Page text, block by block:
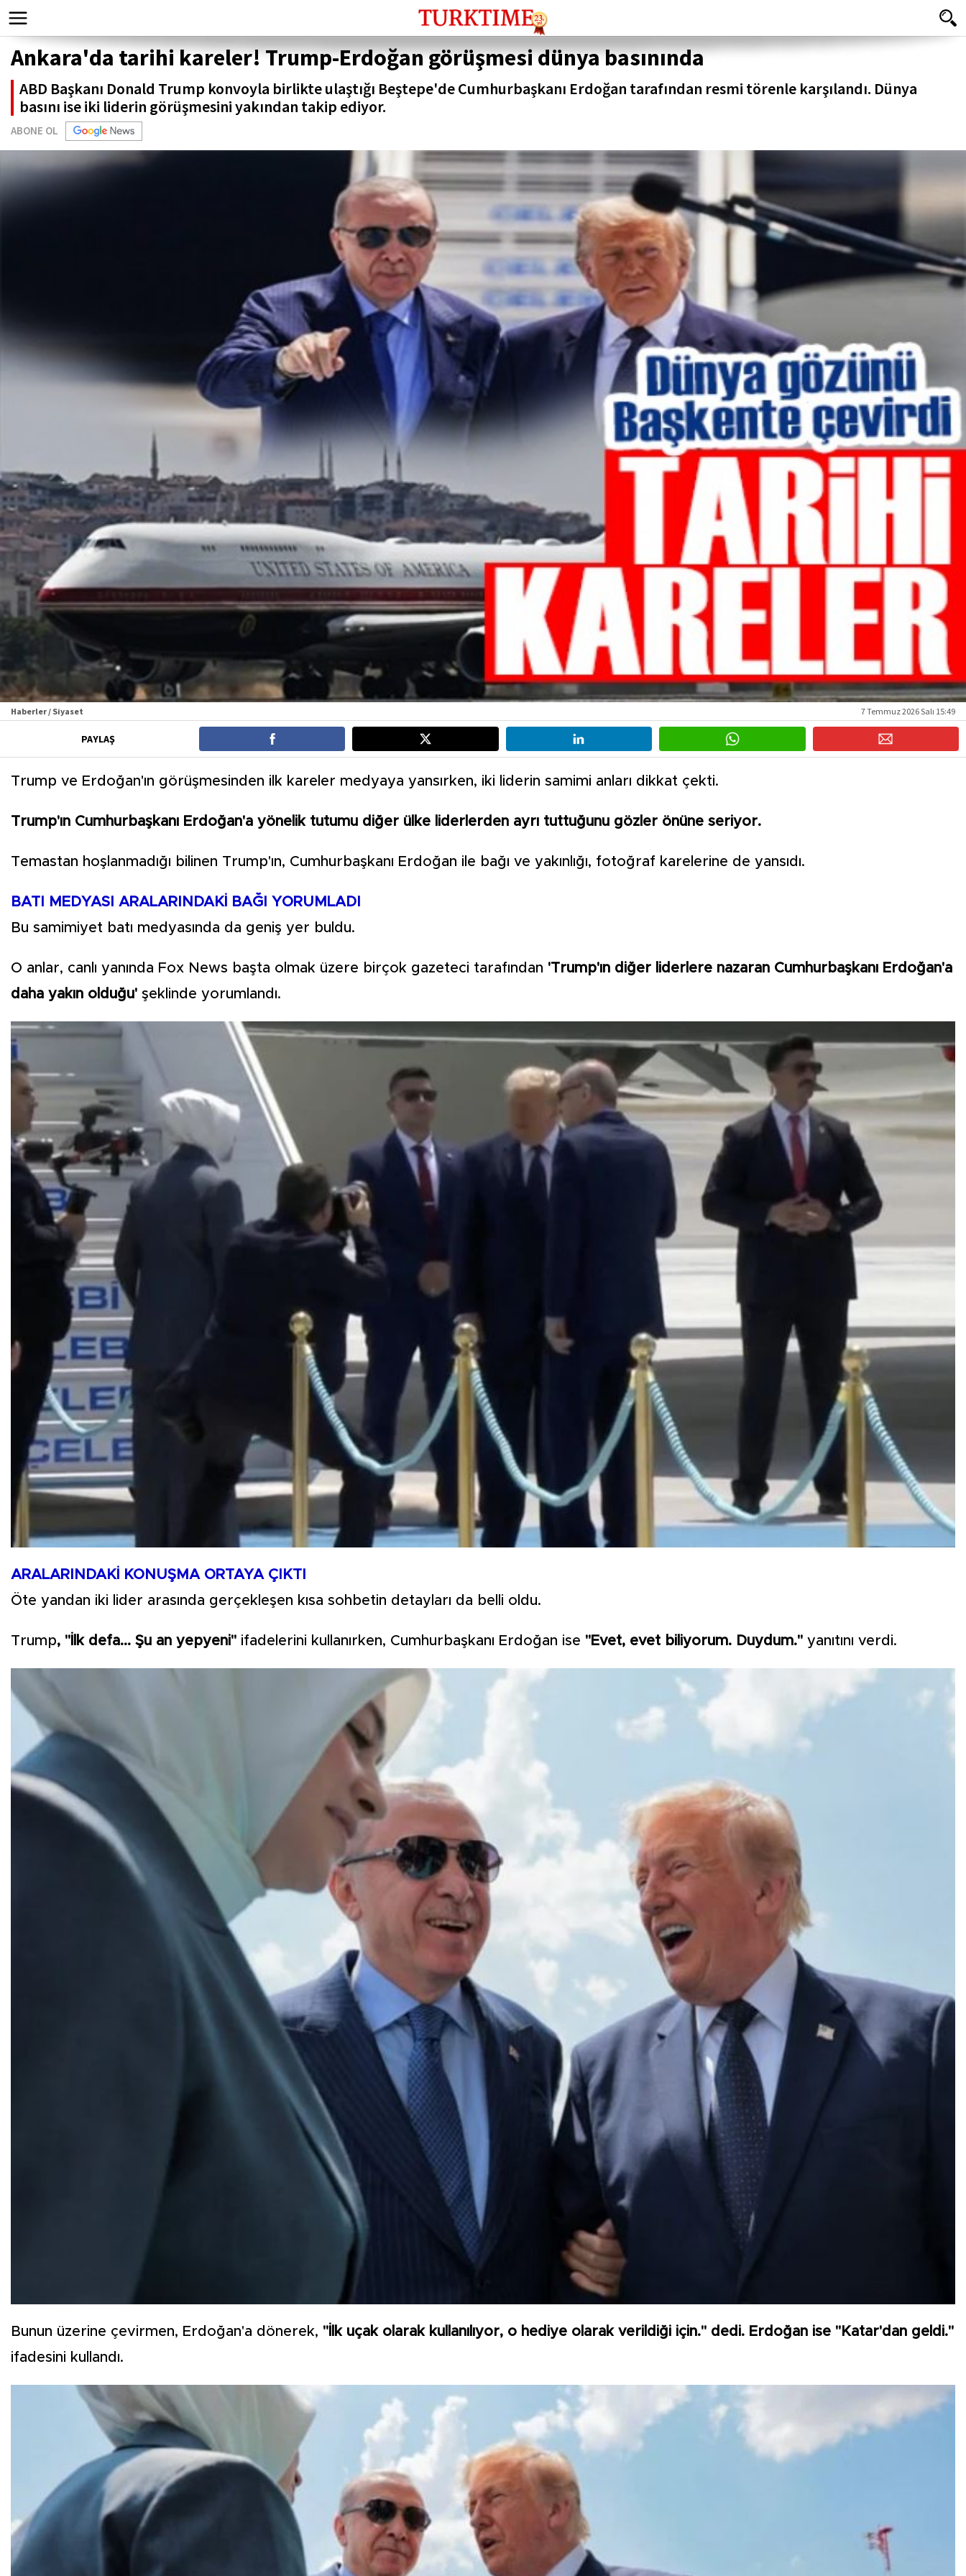
Ankara'da tarihi kareler! Trump-Erdoğan görüşmesi dünya basınında
ABD Başkanı Donald Trump konvoyla birlikte ulaştığı Beştepe'de Cumhurbaşkanı Erdoğan tarafından resmi törenle karşılandı. Dünya
basını ise iki liderin görüşmesini yakından takip ediyor.
ABONE OL
Haberler / Siyaset 7 Temmuz 2026 Salı 15:49
PAYLAŞ
Trump ve Erdoğan'ın görüşmesinden ilk kareler medyaya yansırken, iki liderin samimi anları dikkat çekti.
Trump'ın Cumhurbaşkanı Erdoğan'a yönelik tutumu diğer ülke liderlerden ayrı tuttuğunu gözler önüne seriyor.
Temastan hoşlanmadığı bilinen Trump'ın, Cumhurbaşkanı Erdoğan ile bağı ve yakınlığı, fotoğraf karelerine de yansıdı.
BATI MEDYASI ARALARINDAKİ BAĞI YORUMLADI
Bu samimiyet batı medyasında da geniş yer buldu.
O anlar, canlı yanında Fox News başta olmak üzere birçok gazeteci tarafından 'Trump'ın diğer liderlere nazaran Cumhurbaşkanı Erdoğan'a
daha yakın olduğu' şeklinde yorumlandı.
ARALARINDAKİ KONUŞMA ORTAYA ÇIKTI
Öte yandan iki lider arasında gerçekleşen kısa sohbetin detayları da belli oldu.
Trump, "İlk defa... Şu an yepyeni" ifadelerini kullanırken, Cumhurbaşkanı Erdoğan ise "Evet, evet biliyorum. Duydum." yanıtını verdi.
Bunun üzerine çevirmen, Erdoğan'a dönerek, "İlk uçak olarak kullanılıyor, o hediye olarak verildiği için." dedi. Erdoğan ise "Katar'dan geldi."
ifadesini kullandı.